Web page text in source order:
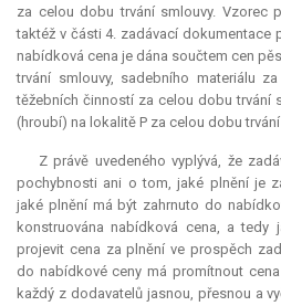
za celou dobu trvání smlouvy. Vzorec
taktéž v části 4. zadávací dokumentace
nabídková cena je dána součtem cen
trvání smlouvy, sadebního materiálu
těžebních činností za celou dobu trvání
(hroubí) na lokalitě P za celou dobu
Z právě uvedeného vyplývá, že
pochybnosti ani o tom, jaké plnění je
jaké plnění má být zahrnuto do
konstruována nabídková cena, a
projevit cena za plnění ve prospěch
do nabídkové ceny má promítnout
každý z dodavatelů jasnou, přesnou a